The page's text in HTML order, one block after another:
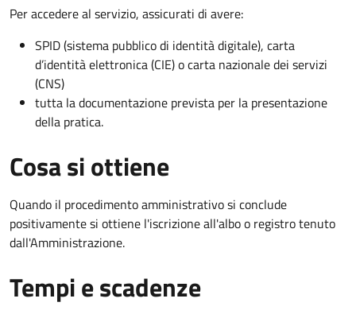
Per accedere al servizio, assicurati di avere:
SPID (sistema pubblico di identità digitale), carta
d’identità elettronica (CIE) o carta nazionale dei servizi
(CNS)
tutta la documentazione prevista per la presentazione
della pratica.
Cosa si ottiene
Quando il procedimento amministrativo si conclude
positivamente si ottiene l'iscrizione all'albo o registro tenuto
dall'Amministrazione.
Tempi e scadenze